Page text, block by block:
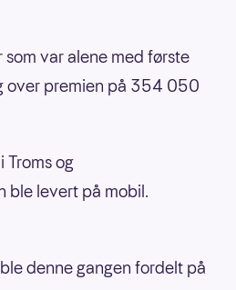
som var alene med første
over premien på 354 050
Troms og
ble levert på mobil.
denne gangen fordelt på